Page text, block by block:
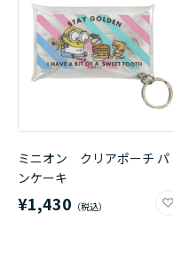
ミニオン クリアポーチ パ
ンケーキ
¥1,430